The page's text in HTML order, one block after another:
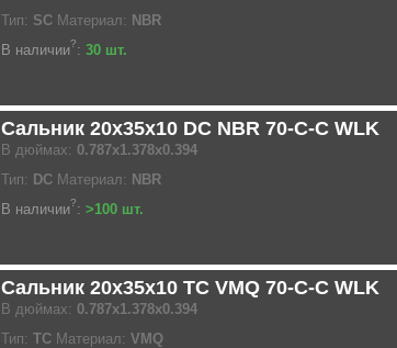
Тип: SC Материал: NBR
В наличии?: 30 шт.
Сальник 20x35x10 DC NBR 70-C-C WLK
В дюймах: 0.787x1.378x0.394
Тип: DC Материал: NBR
В наличии?: >100 шт.
Сальник 20x35x10 TC VMQ 70-C-C WLK
В дюймах: 0.787x1.378x0.394
Тип: TC Материал: VMQ